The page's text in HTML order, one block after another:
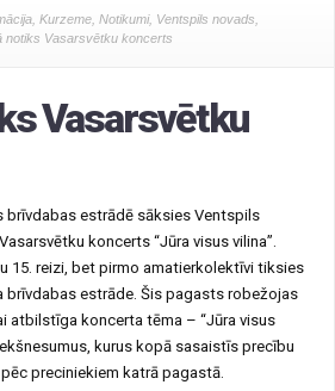
Kurzeme Notikumi, Ventspils novads
notiks Vasarsvētku koncerts
Vasarsvētku
brīvdabas estrādē sāksies Ventspils
koncerts “Jūra visus vilina”.
15. reizi, bet pirmo amatierkolektīvi tiksies
brīvdabas estrāde. Šis pagasts robežojas
atbilstīga koncerta tēma – “Jūra visus
kurus kopā sasaistīs precību
preciniekiem katrā pagastā.